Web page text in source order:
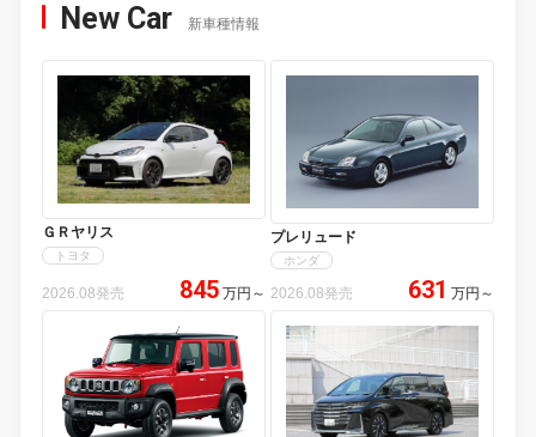
New Car 新車種情報
ＧＲヤリス
トヨタ
2026.08発売 845 万円 ～
プレリュード
ホンダ
2026.08発売 631 万円 ～